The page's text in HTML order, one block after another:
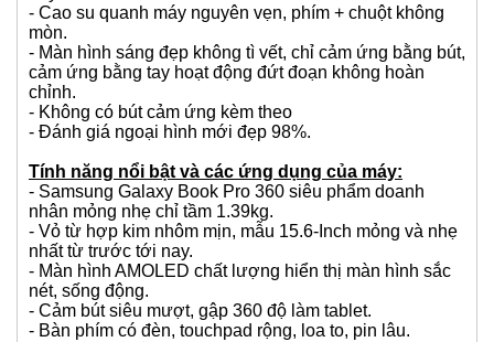
Giá
Tình trạng:
- Laptop ship từ Mỹ, nguyên zin, đã qua sử dụng.
- Đời 2021, dòng laptop cao cấp cảm ứng gập x360 độ
- Vỏ không cấn móp nứt nẻ, các mặt hầu như không
trầy.
- Cao su quanh máy nguyên vẹn, phím + chuột không
mòn.
- Màn hình sáng đẹp không tì vết, chỉ cảm ứng bằng bút,
cảm ứng bằng tay hoạt động đứt đoạn không hoàn
chỉnh.
- Không có bút cảm ứng kèm theo
- Đánh giá ngoại hình mới đẹp 98%.